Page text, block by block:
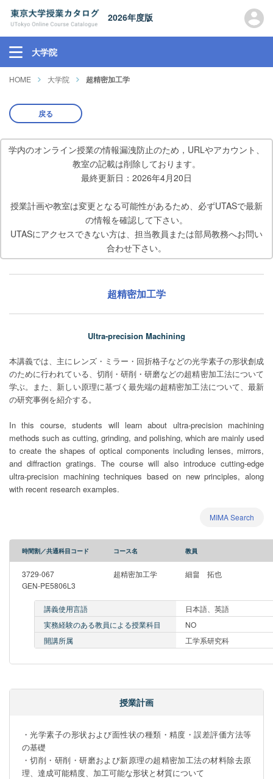
2026年度版
大学院
HOME 大学院 超精密加工学
戻る
学内のオンライン授業の情報漏洩防止のため，URLやアカウント、
教室の記載は削除しております。
最終更新日：2026年4月20日
授業計画や教室は変更となる可能性があるため、必ずUTASで最新
の情報を確認して下さい。
UTASにアクセスできない方は、担当教員または部局教務へお問い
合わせ下さい。
超精密加工学
Ultra-precision Machining
本講義では、主にレンズ・ミラー・回折格子などの光学素子の形状創成
のために行われている、切削・研削・研磨などの超精密加工法について
学ぶ。また、新しい原理に基づく最先端の超精密加工法について、最新
の研究事例を紹介する。
In this course, students will learn about ultra-precision machining
methods such as cutting, grinding, and polishing, which are mainly used
to create the shapes of optical components including lenses, mirrors,
and diffraction gratings. The course will also introduce cutting-edge
ultra-precision machining techniques based on new principles, along
with recent research examples.
MIMA Search
時間割／共通科目コード コース名 教員
3729-067
GEN-PE5806L3
超精密加工学 細畠 拓也
講義使用言語
日本語、英語
実務経験のある教員による授業科目
NO
開講所属
工学系研究科
授業計画
・光学素子の形状および面性状の種類・精度・誤差評価方法等
の基礎
・切削・研削・研磨および新原理の超精密加工法の材料除去原
理、達成可能精度、加工可能な形状と材質について